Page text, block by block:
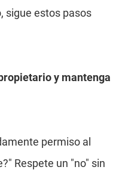
sigue estos pasos
y mantenga
permiso al
Respete un "no" sin